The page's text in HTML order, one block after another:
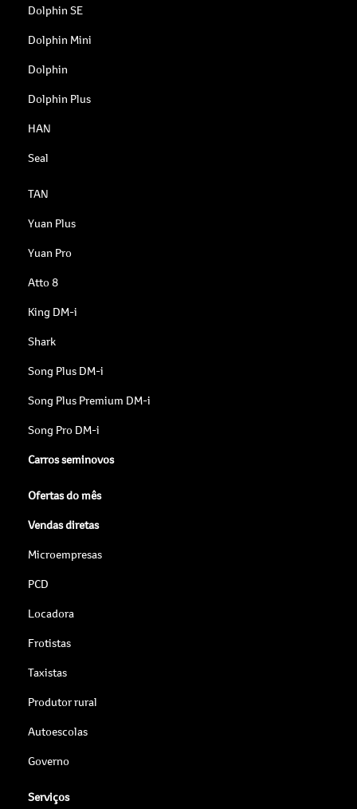
Dolphin SE
Dolphin Mini
Dolphin
Dolphin Plus
HAN
Seal
TAN
Yuan Plus
Yuan Pro
Atto 8
King DM-i
Shark
Song Plus DM-i
Song Plus Premium DM-i
Song Pro DM-i
Carros seminovos
Ofertas do mês
Vendas diretas
Microempresas
PCD
Locadora
Frotistas
Taxistas
Produtor rural
Autoescolas
Governo
Serviços